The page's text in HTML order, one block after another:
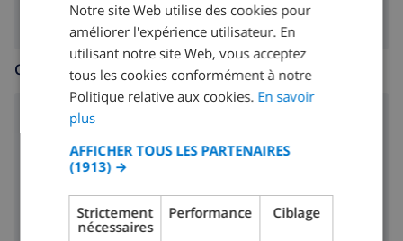
CUISINE
cuisinière à 4 feux
micro ondes
réfrigérateur
DUTCH
SPANISH
GERMAN
DANISH
Notre site Web utilise des cookies pour
améliorer l'expérience utilisateur. En
utilisant notre site Web, vous acceptez
tous les cookies conformément à notre
Politique relative aux cookies. En savoir
plus
AFFICHER TOUS LES PARTENAIRES
(1913) →
Strictement
nécessaires
Performance Ciblage